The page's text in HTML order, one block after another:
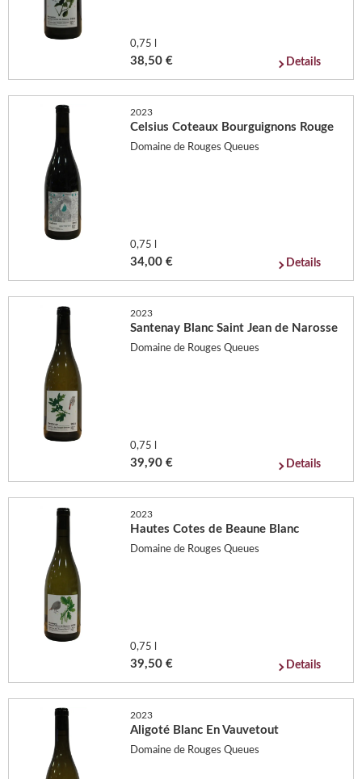
0,75 l
38,50 € Details
2023
Celsius Coteaux Bourguignons Rouge
Domaine de Rouges Queues
0,75 l
34,00 € Details
2023
Santenay Blanc Saint Jean de Narosse
Domaine de Rouges Queues
0,75 l
39,90 € Details
2023
Hautes Cotes de Beaune Blanc
Domaine de Rouges Queues
0,75 l
39,50 € Details
2023
Aligoté Blanc En Vauvetout
Domaine de Rouges Queues